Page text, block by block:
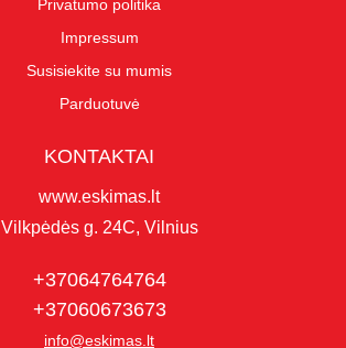
Privatumo politika
Impressum
Susisiekite su mumis
Parduotuvė
KONTAKTAI
www.eskimas.lt
Vilkpėdės g. 24C, Vilnius
+37064764764
+37060673673
info@eskimas.lt